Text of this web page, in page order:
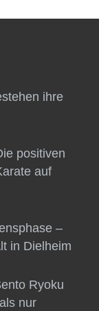
ihre
positiven
auf
–
in Dielheim
Ryoku
nur